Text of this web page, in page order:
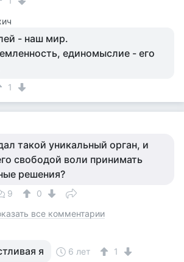
- наш мир.
единомыслие - его
1
такой уникальный орган, и
свободой воли принимать
решения?
9
0
все комментарии
я 6 лет 1